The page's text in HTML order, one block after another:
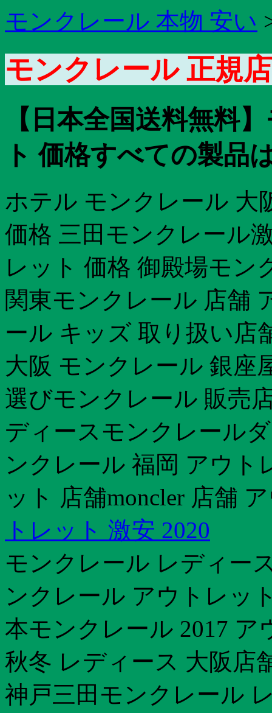
モンクレール 本物 安い
モンクレール 正規
【日本全国送料無料
ト 価格すべての製品
ホテル モンクレール 大
価格 三田モンクレール
レット 価格 御殿場モン
関東モンクレール 店舗
ール キッズ 取り扱い店
大阪 モンクレール 銀座
選びモンクレール 販売
ディースモンクレール
ンクレール 福岡 アウト
ット 店舗moncler 店舗
トレット 激安 2020
モンクレール レディー
ンクレール アウトレッ
本モンクレール 2017 ア
秋冬 レディース 大阪店
神戸三田モンクレール